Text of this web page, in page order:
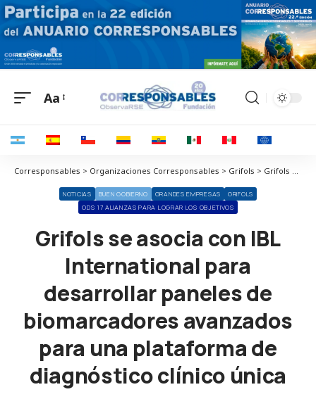
Aa
Corresponsables > Organizaciones Corresponsables > Grifols > Grifols se asocia con IBL International para desarrollar paneles de biomarcadores avanzados para una plataforma de diagnóstico clínico única
NOTICIAS BUEN GOBIERNO GRANDES EMPRESAS
GRIFOLS
ODS 17 ALIANZAS PARA LOGRAR LOS OBJETIVOS
Grifols se asocia con IBL
International para
desarrollar paneles de
biomarcadores avanzados
para una plataforma de
diagnóstico clínico única